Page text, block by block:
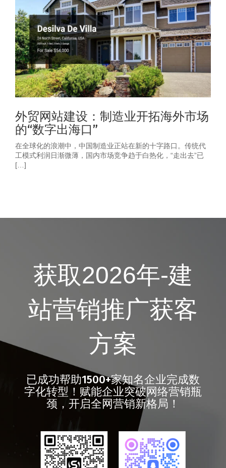
外贸网站建设：制造业开拓海外市场
的“数字出海口”
在全球化的浪潮中，中国制造业正站在新的十字路口。传统代
工模式利润日渐微薄，国内市场竞争趋于白热化，“走出去”已
[…]
获取2026年-建
站营销推广获客
方案
已成功帮助1500+家知名企业完成数
字化转型！赋能企业突破网络营销瓶
颈，开启全网营销新格局！